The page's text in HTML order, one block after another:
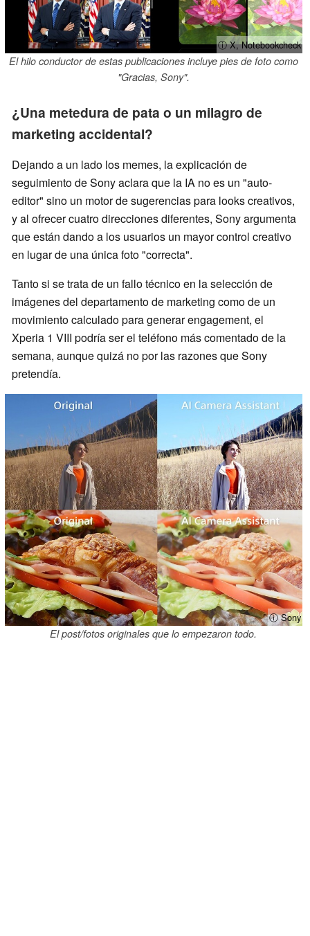
ⓘ X, Notebookcheck
El hilo conductor de estas publicaciones incluye pies de foto como
"Gracias, Sony".
¿Una metedura de pata o un milagro de
marketing accidental?
Dejando a un lado los memes, la explicación de
seguimiento de Sony aclara que la IA no es un "auto-
editor" sino un motor de sugerencias para looks creativos,
y al ofrecer cuatro direcciones diferentes, Sony argumenta
que están dando a los usuarios un mayor control creativo
en lugar de una única foto "correcta".
Tanto si se trata de un fallo técnico en la selección de
imágenes del departamento de marketing como de un
movimiento calculado para generar engagement, el
Xperia 1 VIII podría ser el teléfono más comentado de la
semana, aunque quizá no por las razones que Sony
pretendía.
ⓘ Sony
El post/fotos originales que lo empezaron todo.